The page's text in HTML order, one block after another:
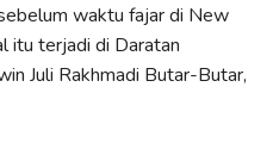
waktu fajar di New
itu terjadi di Daratan
Juli Rakhmadi Butar-Butar,